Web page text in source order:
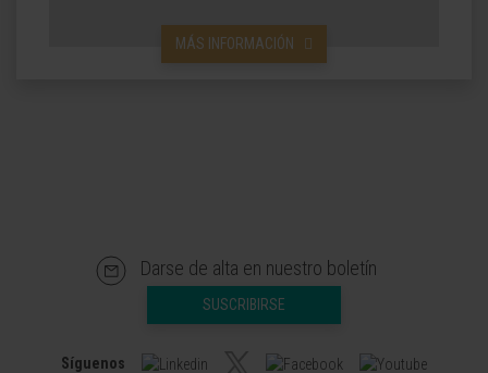
MÁS INFORMACIÓN
Darse de alta en nuestro boletín
SUSCRIBIRSE
Síguenos